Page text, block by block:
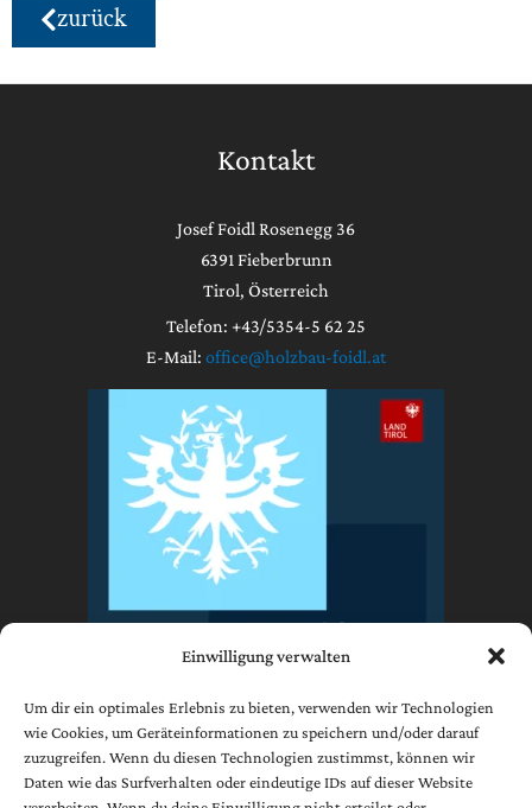
Einwilligung verwalten
Um dir ein optimales Erlebnis zu bieten, verwenden wir Technologien
wie Cookies, um Geräteinformationen zu speichern und/oder darauf
zuzugreifen. Wenn du diesen Technologien zustimmst, können wir
Daten wie das Surfverhalten oder eindeutige IDs auf dieser Website
zurück
Kontakt
Josef Foidl Rosenegg 36
6391 Fieberbrunn
Tirol, Österreich
Telefon: +43/5354-5 62 25
E-Mail: office@holzbau-foidl.at
Impressum
Datenschutzerklärung